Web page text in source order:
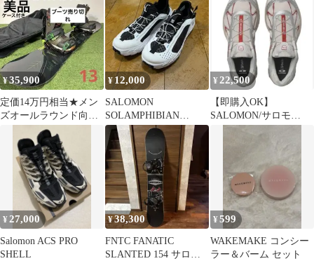
¥35,900
定価14万円相当★メン
ズオールラウンド向け
スノーボードセッ
ト,SALOMON
¥12,000
SALOMON
SOLAMPHIBIAN
28.5cm
¥ 22,500
【即購入OK】
SALOMON/サロモ
ン/XT-
¥ 27,000
Salomon ACS PRO
SHELL
¥38,300
FNTC FANATIC
SLANTED 154 サロモ
¥599
WAKEMAKE コンシー
ラー＆バーム セット